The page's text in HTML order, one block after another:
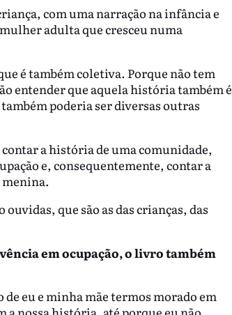
com uma narração na infância e
adulta que cresceu numa
é também coletiva. Porque não tem
entender que aquela história também é
poderia ser diversas outras
a história de uma comunidade,
e, consequentemente, contar a
que são as das crianças, das
em ocupação, o livro também
eu e minha mãe termos morado em